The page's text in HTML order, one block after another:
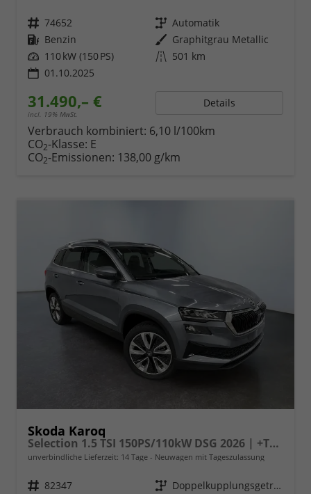
Fahrzeugnr. 74652 Getriebe Automatik
Kraftstoff Benzin Außenfarbe Graphitgrau Metallic
Leistung 110 kW (150 PS) Kilometerstand 501 km
01.10.2025
31.490,– €
incl. 19% MwSt.
Details
Verbrauch kombiniert: 6,10 l/100km
CO2-Klasse: E
CO2-Emissionen: 138,00 g/km
Skoda Karoq
Selection 1.5 TSI 150PS/110kW DSG 2026 | +TravelAssist +RFK & Parksensoren +Var. Gepäckraumboden
unverbindliche Lieferzeit: 14 Tage Neuwagen mit Tageszulassung
Fahrzeugnr. 82347 Getriebe
Doppelkupplungsgetriebe (DSG)